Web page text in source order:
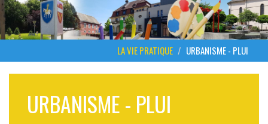
LA VIE PRATIQUE URBANISME - PLUI
URBANISME - PLUI